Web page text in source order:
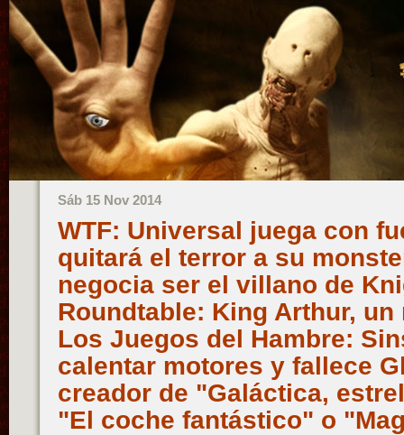
Sáb 15 Nov 2014
WTF: Universal juega con
quitará el terror a su
negocia ser el villano de
Roundtable: King Arthur,
Los Juegos del Hambre:
calentar motores y fallece
creador de "Galáctica,
"El coche fantástico" o